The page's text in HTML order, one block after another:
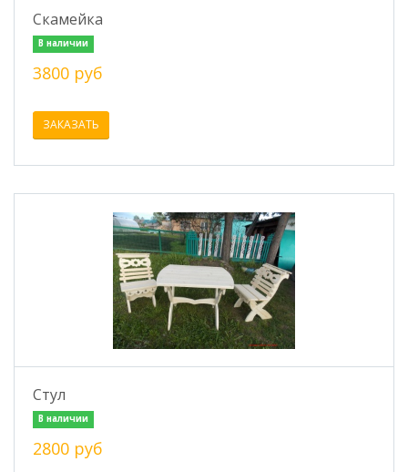
Скамейка
В наличии
3800 руб
ЗАКАЗАТЬ
Стул
В наличии
2800 руб